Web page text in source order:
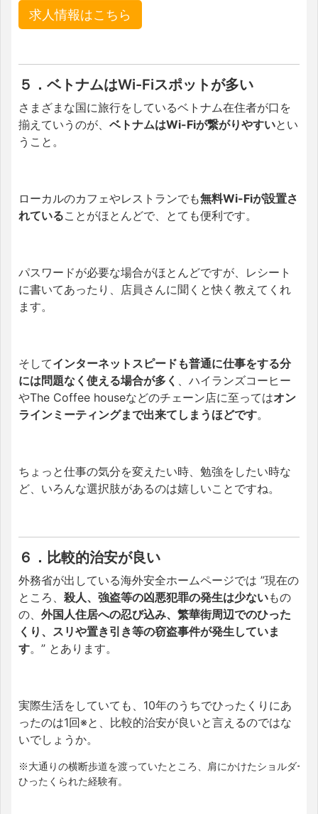
求人情報はこちら
５．ベトナムはWi-Fiスポットが多い
さまざまな国に旅行をしているベトナム在住者が口を
揃えていうのが、 ベトナムはWi-Fiが繋がりやすいとい
うこと。
ローカルのカフェやレストランでも無料Wi-Fiが設置さ
れていることがほとんどで、とても便利です。
パスワードが必要な場合がほとんどですが、レシート
に書いてあったり、店員さんに聞くと快く教えてくれ
ます。
そしてインターネットスピードも普通に仕事をする分
には問題なく使える場合が多く 、ハイランズコーヒー
やThe Coffee houseなどのチェーン店に至ってはオン
ラインミーティングまで出来てしまうほどです。
ちょっと仕事の気分を変えたい時、勉強をしたい時な
ど、いろんな選択肢があるのは嬉しいことですね。
６．比較的治安が良い
外務省が出している海外安全ホームページでは ”現在の
ところ、 殺人、強盗等の凶悪犯罪の発生は少ないもの
の、 外国人住居への忍び込み、繁華街周辺でのひった
くり、スリや置き引き等の窃盗事件が発生していま
す。” とあります。
実際生活をしていても、10年のうちでひったくりにあ
ったのは1回※と、比較的治安が良いと言えるのではな
いでしょうか。
※大通りの横断歩道を渡っていたところ、肩にかけたショルダー
ひったくられた経験有。